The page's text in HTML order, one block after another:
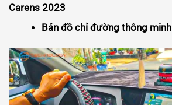
Carens 2023
Bản đồ chỉ đường thông minh